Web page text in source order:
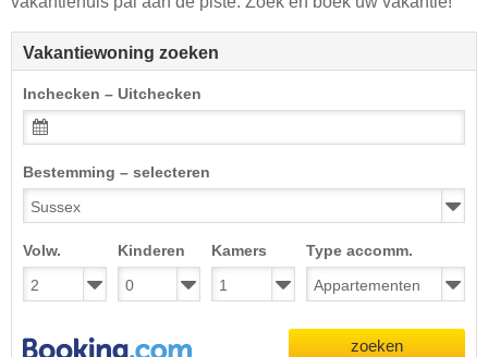
Vakantiewoning zoeken
Inchecken – Uitchecken
Bestemming – selecteren
Volw. Kinderen Kamers Type accomm.
zoeken